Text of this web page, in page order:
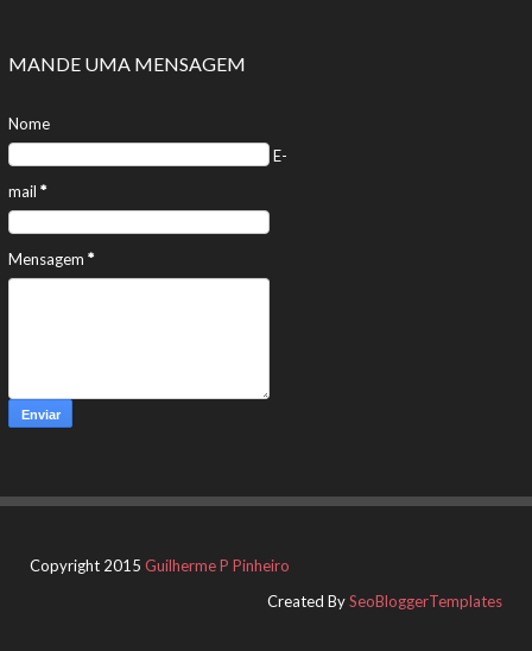
MANDE UMA MENSAGEM
Nome
E-
mail *
Mensagem *
Copyright 2015 Guilherme P Pinheiro
Created BySeoBloggerTemplates